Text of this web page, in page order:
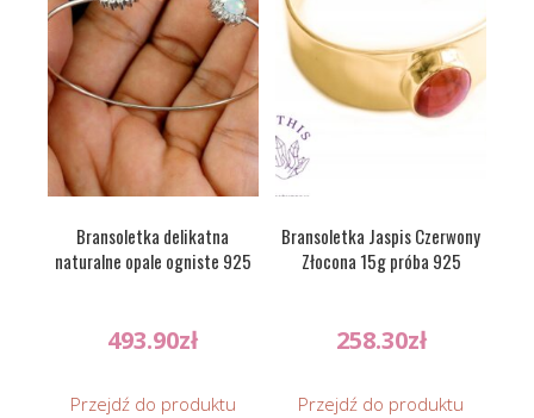
Bransoletka delikatna
naturalne opale ogniste 925
493.90zł
Przejdź do produktu
Bransoletka Jaspis Czerwony
Złocona 15g próba 925
258.30zł
Przejdź do produktu